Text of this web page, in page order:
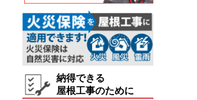
納得できる
屋根工事のために